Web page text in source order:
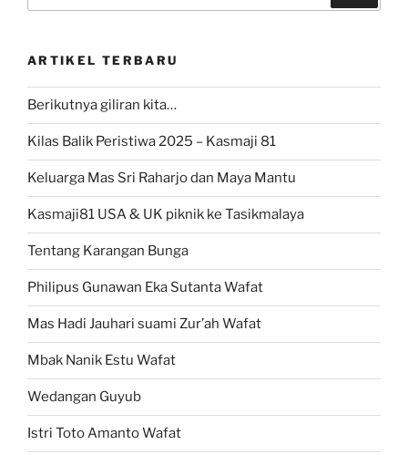
ARTIKEL TERBARU
Berikutnya giliran kita…
Kilas Balik Peristiwa 2025 – Kasmaji 81
Keluarga Mas Sri Raharjo dan Maya Mantu
Kasmaji81 USA & UK piknik ke Tasikmalaya
Tentang Karangan Bunga
Philipus Gunawan Eka Sutanta Wafat
Mas Hadi Jauhari suami Zur’ah Wafat
Mbak Nanik Estu Wafat
Wedangan Guyub
Istri Toto Amanto Wafat